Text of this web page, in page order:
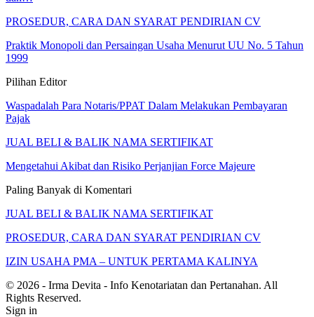
PROSEDUR, CARA DAN SYARAT PENDIRIAN CV
Praktik Monopoli dan Persaingan Usaha Menurut UU No. 5 Tahun
1999
Pilihan Editor
Waspadalah Para Notaris/PPAT Dalam Melakukan Pembayaran
Pajak
JUAL BELI & BALIK NAMA SERTIFIKAT
Mengetahui Akibat dan Risiko Perjanjian Force Majeure
Paling Banyak di Komentari
JUAL BELI & BALIK NAMA SERTIFIKAT
PROSEDUR, CARA DAN SYARAT PENDIRIAN CV
IZIN USAHA PMA – UNTUK PERTAMA KALINYA
© 2026 - Irma Devita - Info Kenotariatan dan Pertanahan. All
Rights Reserved.
Sign in